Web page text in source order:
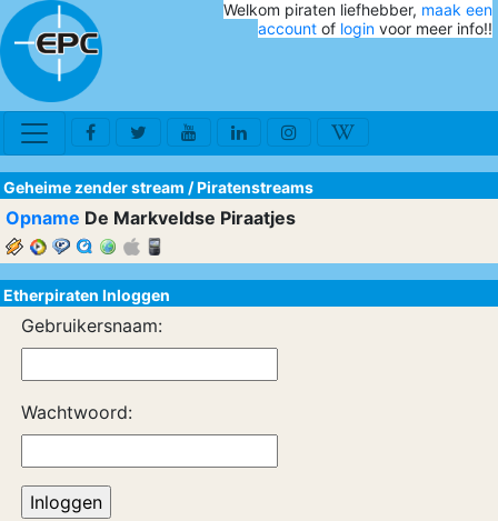
Welkom piraten liefhebber, maak een
account of login voor meer info!!
Geheime zender stream /Piratenstreams
Opname De Markveldse Piraatjes
Etherpiraten Inloggen
Gebruikersnaam:
Wachtwoord: